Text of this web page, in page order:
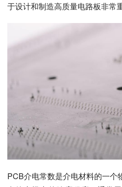
于设计和制造高质量电路板非常重
PCB介电常数是介电材料的一个